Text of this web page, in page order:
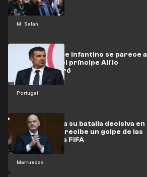
M. Salah
Portugal
Figo: la FIFA de Infantino se parece a
las mafias, y el príncipe Alí lo
desenmascaró
Marruecos
Infantino libra su batalla decisiva en
Marruecos y recibe un golpe de las
leyendas de la FIFA